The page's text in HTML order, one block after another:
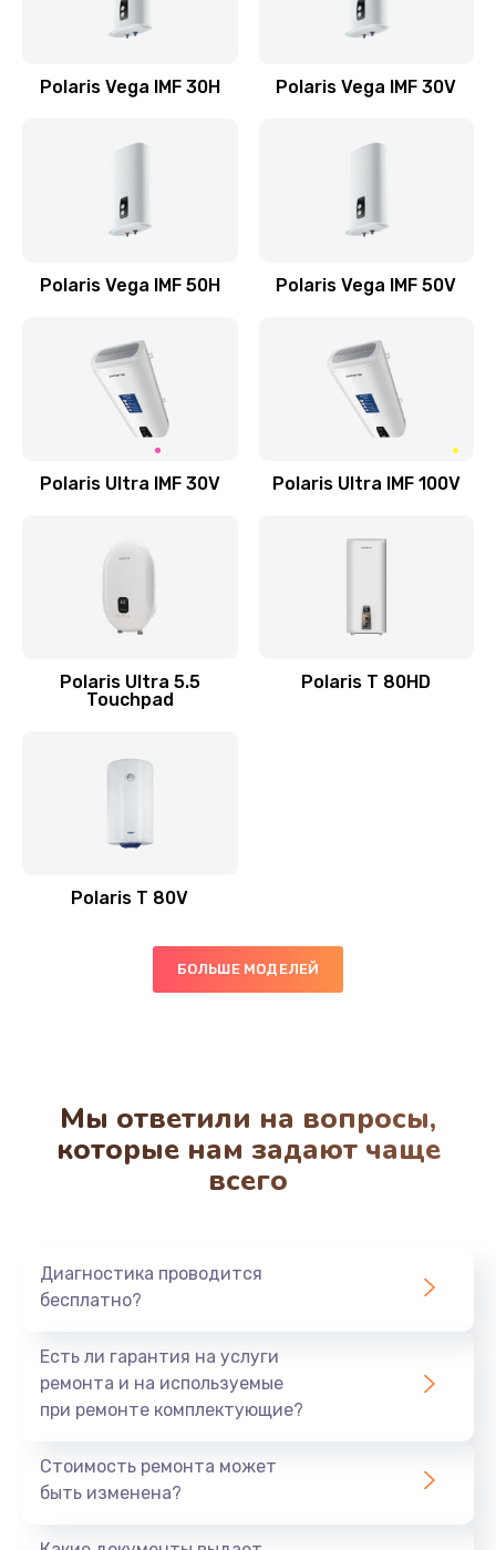
Polaris Vega IMF 30H Polaris Vega IMF 30V
Polaris Vega IMF 50H Polaris Vega IMF 50V
Polaris Ultra IMF 30V Polaris Ultra IMF 100V
Polaris Ultra 5.5
Touchpad
Polaris T 80HD
Polaris T 80V
БОЛЬШЕ МОДЕЛЕЙ
Мы ответили на вопросы,
которые нам задают чаще
всего
Диагностика проводится
бесплатно?
Есть ли гарантия на услуги
ремонта и на используемые
при ремонте комплектующие?
Стоимость ремонта может
быть изменена?